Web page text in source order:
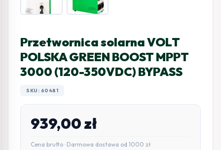
Przetwornica solarna VOLT
POLSKA GREEN BOOST MPPT
3000 (120-350VDC) BYPASS
SKU: 60481
939,00zł
Cena brutto · Darmowa dostawa od 1000 zł